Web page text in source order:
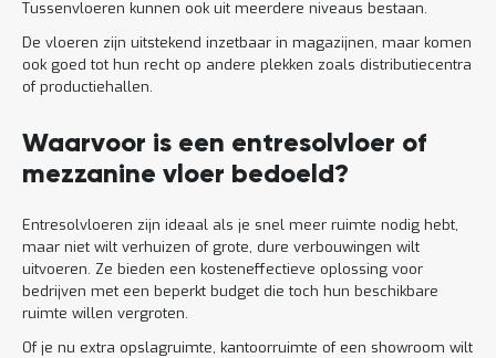
Tussenvloeren kunnen ook uit meerdere niveaus bestaan.
De vloeren zijn uitstekend inzetbaar in magazijnen, maar komen
ook goed tot hun recht op andere plekken zoals distributiecentra
of productiehallen.
Waarvoor is een entresolvloer of
mezzanine vloer bedoeld?
Entresolvloeren zijn ideaal als je snel meer ruimte nodig hebt,
maar niet wilt verhuizen of grote, dure verbouwingen wilt
uitvoeren. Ze bieden een kosteneffectieve oplossing voor
bedrijven met een beperkt budget die toch hun beschikbare
ruimte willen vergroten.
Of je nu extra opslagruimte, kantoorruimte of een showroom wilt